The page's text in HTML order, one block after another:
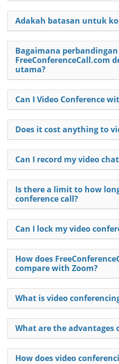
Adakah batasan untuk
Bagaimana
FreeConferenceCall.com
utama?
Can I Video Conference
Does it cost anything to
Can I record my video
Is there a limit to how
conference call?
Can I lock my video
How does
compare with Zoom?
What is video
What are the advantages
How does video